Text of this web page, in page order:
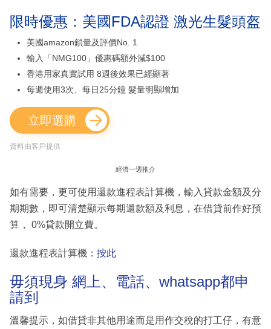
限時優惠：美國FDA認證 激光生髮頭盔
美國amazon鎖量及評價No. 1
輸入「NMG100」優惠碼額外減$100
香港用家真實試用 8週後效果已經顯著
每週使用3次、每日25分鐘 髮量明顯增加
立即選購
資料由客戶提供
經濟一週推介
如有需要，更可使用還款進程表計算機，輸入貸款金額及分
期期數，即可清楚顯示每期還款額及利息，在借貸前作好預
算， 0%貸款開立費。
還款進程表計算機： 按此
毋須現身 網上、電話、whatsapp都申
請到
溫馨提示，如借貸非其他用途而是用作交稅的打工仔，有意